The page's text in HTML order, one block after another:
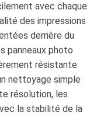
avec chaque
des impressions
derrière du
panneaux photo
résistante.
nettoyage simple
résolution, les
la stabilité de la